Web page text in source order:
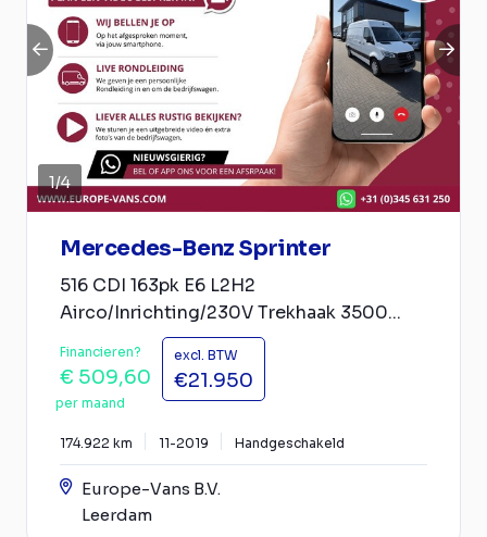
1/4
Mercedes-Benz Sprinter
516 CDI 163pk E6 L2H2
Airco/Inrichting/230V Trekhaak 3500...
Financieren?
€ 509,60
per maand
excl. BTW
€21.950
174.922 km 11-2019 Handgeschakeld
Europe-Vans B.V.
Leerdam